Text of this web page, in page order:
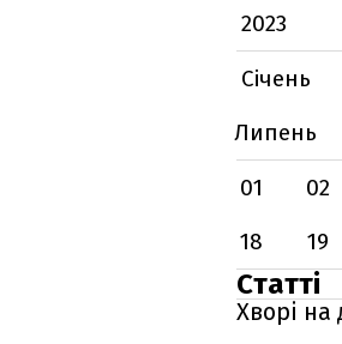
2023
Січень
Липень
01
02
18
19
Статті
Хворі на